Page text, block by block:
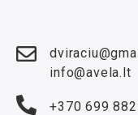
info@avela.lt
+370 699